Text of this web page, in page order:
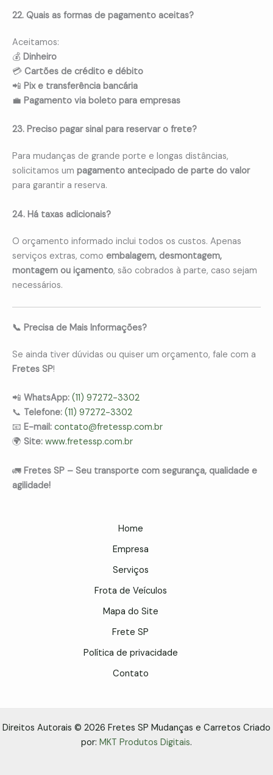
22. Quais as formas de pagamento aceitas?
Aceitamos:
💰 Dinheiro
💳 Cartões de crédito e débito
📲 Pix e transferência bancária
💼 Pagamento via boleto para empresas
23. Preciso pagar sinal para reservar o frete?
Para mudanças de grande porte e longas distâncias,
solicitamos um pagamento antecipado de parte do valor
para garantir a reserva.
24. Há taxas adicionais?
O orçamento informado inclui todos os custos. Apenas
serviços extras, como embalagem, desmontagem,
montagem ou içamento, são cobrados à parte, caso sejam
necessários.
📞 Precisa de Mais Informações?
Se ainda tiver dúvidas ou quiser um orçamento, fale com a
Fretes SP!
📲 WhatsApp: (11) 97272-3302
📞 Telefone: (11) 97272-3302
📧 E-mail: contato@fretessp.com.br
🌍 Site: www.fretessp.com.br
🚛 Fretes SP – Seu transporte com segurança, qualidade e
agilidade!
Home
Empresa
Serviços
Frota de Veículos
Mapa do Site
Frete SP
Política de privacidade
Contato
Direitos Autorais © 2026 Fretes SP Mudanças e Carretos Criado
por: MKT Produtos Digitais.